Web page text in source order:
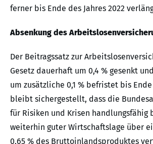
ferner bis Ende des Jahres 2022
Absenkung des
Der Beitragssatz zur
Gesetz dauerhaft um 0,4 % gesenkt
um zusätzliche 0,1 % befristet bis
bleibt sichergestellt, dass die
für Risiken und Krisen
weiterhin guter Wirtschaftslage über
0,65 % des Bruttoinlandsproduktes